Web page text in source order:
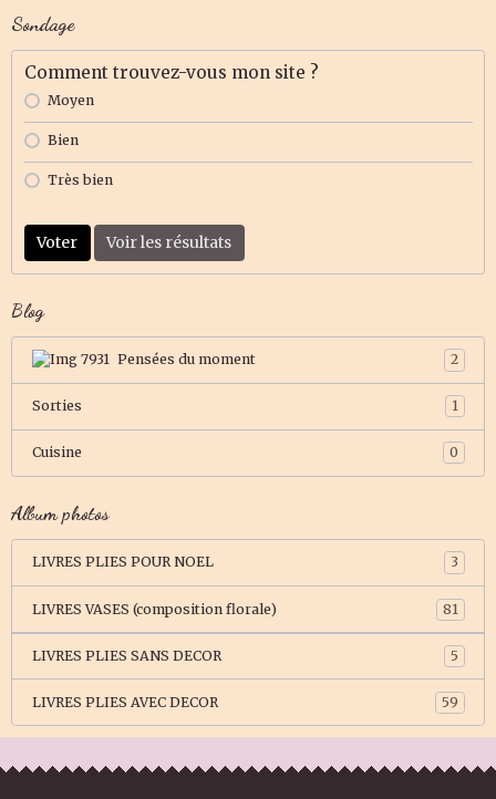
Sondage
Comment trouvez-vous mon site ?
Moyen
Bien
Très bien
Voter Voir les résultats
Blog
Pensées du moment 2
Sorties 1
Cuisine 0
Album photos
LIVRES PLIES POUR NOEL 3
LIVRES VASES (composition florale) 81
LIVRES PLIES SANS DECOR 5
LIVRES PLIES AVEC DECOR 59